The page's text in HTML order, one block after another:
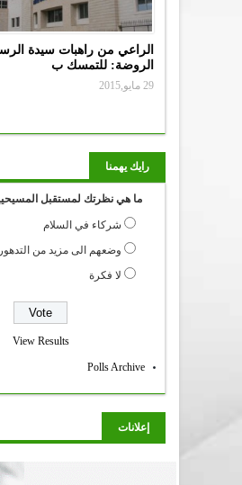
الراعي من راهبات سيدة
الروضة: للتمسك ب
29 مايو,2015
رايك يهمنا
ما هي نظرتك لمستقبل
شركاء في السلام
وضعهم الى مزيد من التدهور
لا فكرة
View Results
Polls Archive
إعلانات